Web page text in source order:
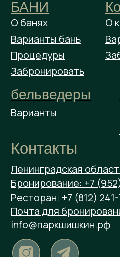
Загородный парк Шишкинъ
Политика конфиденциальности
Публичная оферта "Парк Шишкинъ"
Условия аренды бельведеров
Условия аренды банного комплекса
Реквизиты
Условия аренды коттеджей